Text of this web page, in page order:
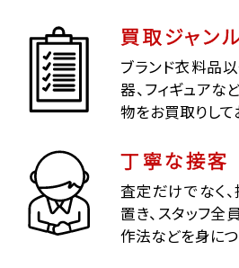
買取ジャン
ブランド衣料品以
器、フィギュアな
物をお買取りして
丁寧な接客
査定だけでなく
置き、スタッフ全
作法などを身につ